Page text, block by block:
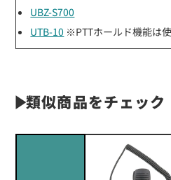
UBZ-S700
UTB-10 ※PTTホールド機能は
類似商品をチェック